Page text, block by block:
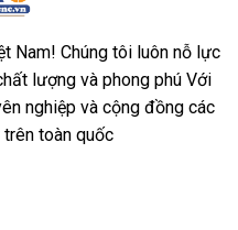
Nam! Chúng tôi luôn nỗ lực
lượng và phong phú Với
nghiệp và cộng đồng các
toàn quốc